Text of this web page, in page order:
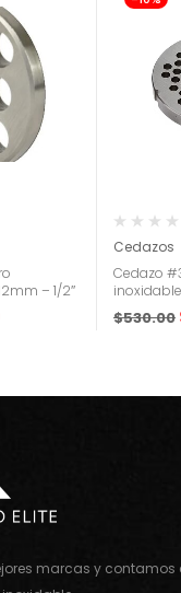
– 1/2″
Cedazos
Cedazo
$530.00
marcas y